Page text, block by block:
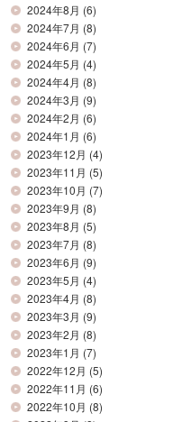
2024年8月 (6)
2024年7月 (8)
2024年6月 (7)
2024年5月 (4)
2024年4月 (8)
2024年3月 (9)
2024年2月 (6)
2024年1月 (6)
2023年12月 (4)
2023年11月 (5)
2023年10月 (7)
2023年9月 (8)
2023年8月 (5)
2023年7月 (8)
2023年6月 (9)
2023年5月 (4)
2023年4月 (8)
2023年3月 (9)
2023年2月 (8)
2023年1月 (7)
2022年12月 (5)
2022年11月 (6)
2022年10月 (8)